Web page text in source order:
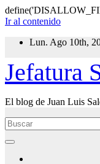
Ir al contenido
Lun. Ago 10th,
Jefatura
El blog de Juan Luis